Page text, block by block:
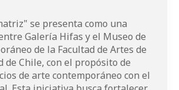
se presenta como una
Galería Hifas y el Museo de
de la Facultad de Artes de
de Chile, con el propósito de
de arte contemporáneo con el